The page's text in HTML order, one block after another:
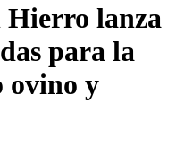
lanza
para la
ovino y